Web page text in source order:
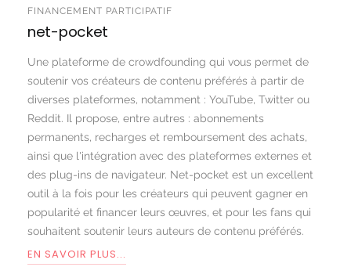
FINANCEMENT PARTICIPATIF
net-pocket
Une plateforme de crowdfounding qui vous permet de
soutenir vos créateurs de contenu préférés à partir de
diverses plateformes, notamment : YouTube, Twitter ou
Reddit. Il propose, entre autres : abonnements
permanents, recharges et remboursement des achats,
ainsi que l'intégration avec des plateformes externes et
des plug-ins de navigateur. Net-pocket est un excellent
outil à la fois pour les créateurs qui peuvent gagner en
popularité et financer leurs œuvres, et pour les fans qui
souhaitent soutenir leurs auteurs de contenu préférés.
EN SAVOIR PLUS...